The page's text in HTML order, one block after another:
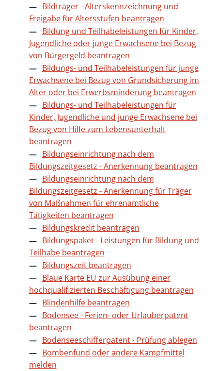
Bildträger - Alterskennzeichnung und
Freigabe für Altersstufen beantragen
Bildung und Teilhabeleistungen für Kinder,
Jugendliche oder junge Erwachsene bei Bezug
von Bürgergeld beantragen
Bildungs- und Teilhabeleistungen für junge
Erwachsene bei Bezug von Grundsicherung im
Alter oder bei Erwerbsminderung beantragen
Bildungs- und Teilhabeleistungen für
Kinder, Jugendliche und junge Erwachsene bei
Bezug von Hilfe zum Lebensunterhalt
beantragen
Bildungseinrichtung nach dem
Bildungszeitgesetz - Anerkennung beantragen
Bildungseinrichtung nach dem
Bildungszeitgesetz - Anerkennung für Träger
von Maßnahmen für ehrenamtliche
Tätigkeiten beantragen
Bildungskredit beantragen
Bildungspaket - Leistungen für Bildung und
Teilhabe beantragen
Bildungszeit beantragen
Blaue Karte EU zur Ausübung einer
hochqualifizierten Beschäftigung beantragen
Blindenhilfe beantragen
Bodensee - Ferien- oder Urlauberpatent
beantragen
Bodenseeschifferpatent - Prüfung ablegen
Bombenfund oder andere Kampfmittel
melden